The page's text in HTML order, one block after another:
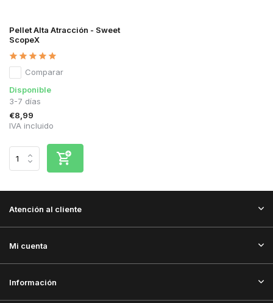
Pellet Alta Atracción - Sweet
ScopeX
Comparar
Disponible
3-7 días
€8,99
IVA incluido
Atención al cliente
Mi cuenta
Información